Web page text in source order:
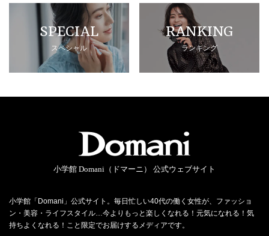
SPECIAL
スペシャル
RANKING
ランキング
小学館 Domani（ドマーニ） 公式ウェブサイト
小学館「Domani」公式サイト。毎日忙しい40代の働く女性が、ファッショ
ン・美容・ライフスタイル…今よりもっと楽しくなれる！元気になれる！気
持ちよくなれる！こと限定でお届けするメディアです。